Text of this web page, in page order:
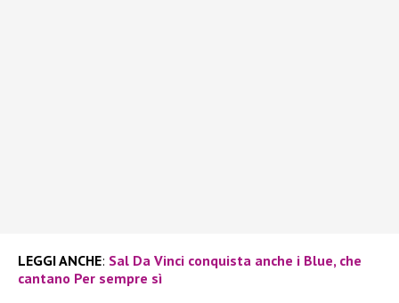
LEGGI ANCHE: Sal Da Vinci conquista anche i Blue, che
cantano Per sempre sì